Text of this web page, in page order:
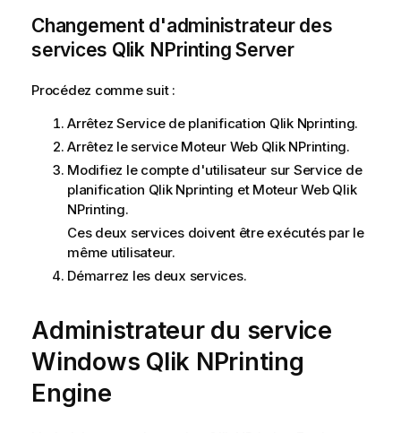
Changement d'administrateur des
services Qlik NPrinting Server
Procédez comme suit :
Arrêtez Service de planification Qlik Nprinting.
Arrêtez le service Moteur Web Qlik NPrinting.
Modifiez le compte d'utilisateur sur Service de
planification Qlik Nprinting et Moteur Web Qlik
NPrinting.
Ces deux services doivent être exécutés par le
même utilisateur.
Démarrez les deux services.
Administrateur du service
Windows Qlik NPrinting
Engine